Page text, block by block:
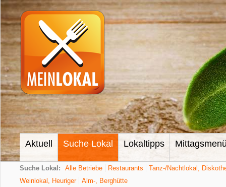
Aktuell Suche Lokal Lokaltipps
Suche Lokal: Alle Betriebe Restaurants
Tanz-/Nachtlokal,
Weinlokal, Heuriger
Alm-, Berghütte